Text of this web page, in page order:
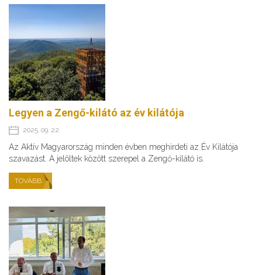
Legyen a Zengő-kilátó az év kilátója
2025. 09. 22.
Az Aktív Magyarország minden évben meghirdeti az Év Kilátója
szavazást. A jelöltek között szerepel a Zengő-kilátó is.
TOVÁBB